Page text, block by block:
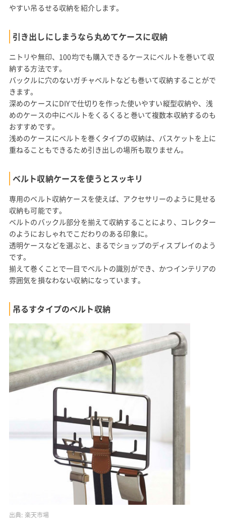
やすい吊るせる収納を紹介します。
引き出しにしまうなら丸めてケースに収納
ニトリや無印、100均でも購入できるケースにベルトを巻いて収
納する方法です。
バックルに穴のないガチャベルトなども巻いて収納することがで
きます。
深めのケースにDIYで仕切りを作った使いやすい縦型収納や、浅
めのケースの中にベルトをくるくると巻いて複数本収納するのも
おすすめです。
浅めのケースにベルトを巻くタイプの収納は、バスケットを上に
重ねることもできるため引き出しの場所も取りません。
ベルト収納ケースを使うとスッキリ
専用のベルト収納ケースを使えば、アクセサリーのように見せる
収納も可能です。
ベルトのバックル部分を揃えて収納することにより、コレクター
のようにおしゃれでこだわりのある印象に。
透明ケースなどを選ぶと、まるでショップのディスプレイのよう
です。
揃えて巻くことで一目でベルトの識別ができ、かつインテリアの
雰囲気を損なわない収納になっています。
吊るすタイプのベルト収納
出典: 楽天市場